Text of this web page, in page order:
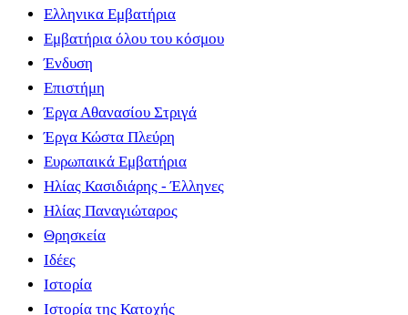
Ελληνικα Εμβατήρια
Εμβατήρια όλου του κόσμου
Ένδυση
Επιστήμη
Έργα Αθανασίου Στριγά
Έργα Κώστα Πλεύρη
Ευρωπαικά Εμβατήρια
Ηλίας Κασιδιάρης - Έλληνες
Ηλίας Παναγιώταρος
Θρησκεία
Ιδέες
Ιστορία
Ιστορία της Κατοχής